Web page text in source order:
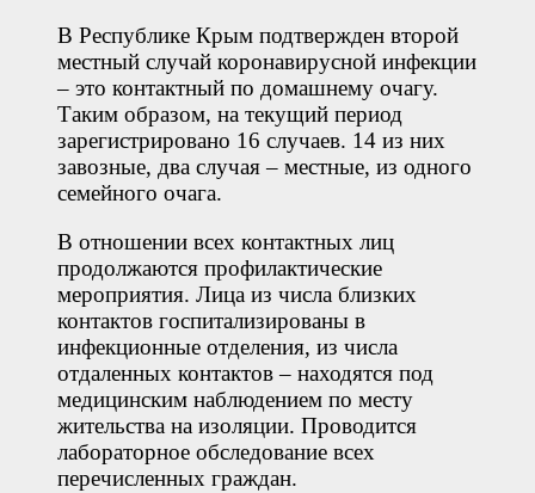
В Республике Крым подтвержден второй
местный случай коронавирусной инфекции
– это контактный по домашнему очагу.
Таким образом, на текущий период
зарегистрировано 16 случаев. 14 из них
завозные, два случая – местные, из одного
семейного очага.
В отношении всех контактных лиц
продолжаются профилактические
мероприятия. Лица из числа близких
контактов госпитализированы в
инфекционные отделения, из числа
отдаленных контактов – находятся под
медицинским наблюдением по месту
жительства на изоляции. Проводится
лабораторное обследование всех
перечисленных граждан.